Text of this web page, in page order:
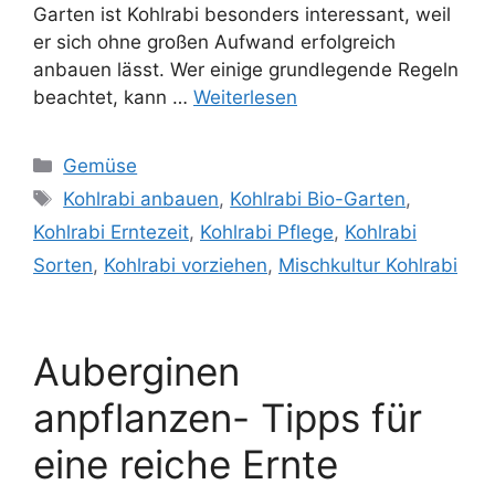
Garten ist Kohlrabi besonders interessant, weil
er sich ohne großen Aufwand erfolgreich
anbauen lässt. Wer einige grundlegende Regeln
beachtet, kann … Weiterlesen
Kategorien
Gemüse
Schlagwörter
Kohlrabi anbauen, Kohlrabi Bio-Garten,
Kohlrabi Erntezeit, Kohlrabi Pflege, Kohlrabi
Sorten, Kohlrabi vorziehen, Mischkultur Kohlrabi
Auberginen
anpflanzen- Tipps für
eine reiche Ernte